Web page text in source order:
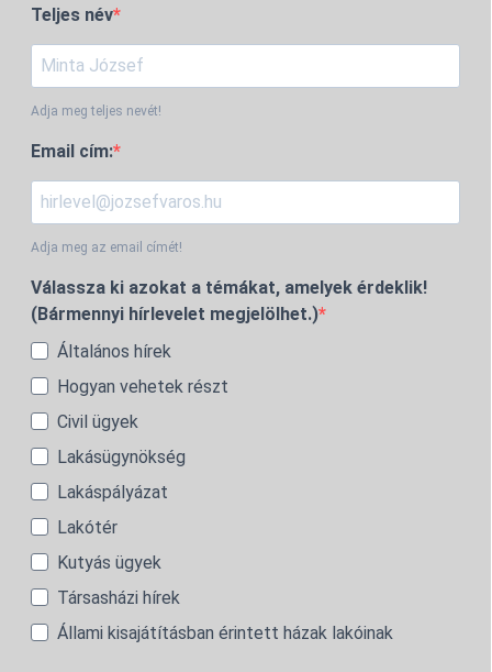
Teljes név
Adja meg teljes nevét!
Email cím:
Adja meg az email címét!
Válassza ki azokat a témákat, amelyek érdeklik!
(Bármennyi hírlevelet megjelölhet.)
Általános hírek
Hogyan vehetek részt
Civil ügyek
Lakásügynökség
Lakáspályázat
Lakótér
Kutyás ügyek
Társasházi hírek
Állami kisajátításban érintett házak lakóinak